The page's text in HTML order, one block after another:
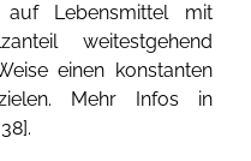
auf Lebensmittel mit
weitestgehend
einen konstanten
Mehr Infos in
38].